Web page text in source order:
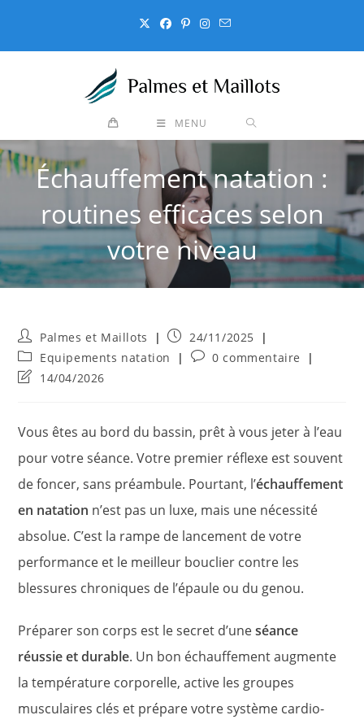
content
MENU
Échauffement natation :
routines efficaces selon
votre niveau
Auteur/autrice
de
la
publication :
Palmes et Maillots
Publication
publiée :
24/11/2025
Post
category:
Equipements natation
Commentaires
0 commentaire
Dernière
publication :
14/04/2026
Vous êtes au bord du bassin, prêt à vous jeter à l’eau
pour votre séance. Votre premier réflexe est souvent
de foncer, sans préambule. Pourtant, l’échauffement
en natation n’est pas un luxe, mais une nécessité
absolue. C’est la rampe de lancement de votre
performance et le meilleur bouclier contre les
blessures chroniques de l’épaule ou du genou.
Préparer son corps est le secret d’uneséance
réussie et durable. Un bon échauffement augmente
la température corporelle, active les groupes
musculaires clés et prépare votre système cardio-